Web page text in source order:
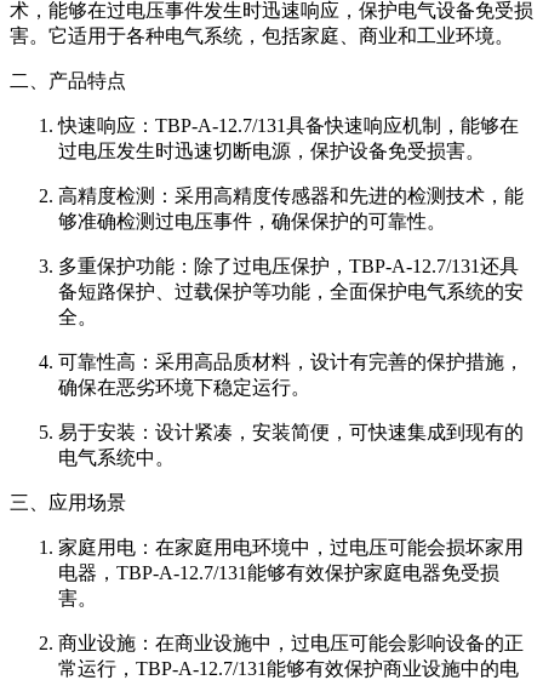
术，能够在过电压事件发生时迅速响应，保护电气设备免受损
害。它适用于各种电气系统，包括家庭、商业和工业环境。
二、产品特点
快速响应：TBP-A-12.7/131具备快速响应机制，能够在
过电压发生时迅速切断电源，保护设备免受损害。
高精度检测：采用高精度传感器和先进的检测技术，能
够准确检测过电压事件，确保保护的可靠性。
多重保护功能：除了过电压保护，TBP-A-12.7/131还具
备短路保护、过载保护等功能，全面保护电气系统的安
全。
可靠性高：采用高品质材料，设计有完善的保护措施，
确保在恶劣环境下稳定运行。
易于安装：设计紧凑，安装简便，可快速集成到现有的
电气系统中。
三、应用场景
家庭用电：在家庭用电环境中，过电压可能会损坏家用
电器，TBP-A-12.7/131能够有效保护家庭电器免受损
害。
商业设施：在商业设施中，过电压可能会影响设备的正
常运行，TBP-A-12.7/131能够有效保护商业设施中的电